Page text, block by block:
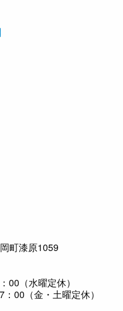
町漆原1059
（水曜定休）
00（金・土曜定休）